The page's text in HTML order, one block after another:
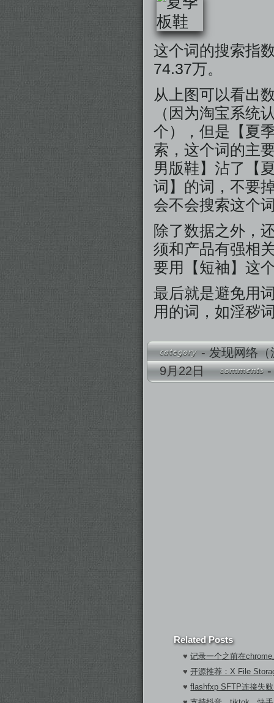
这个词的搜索指
74.37万。
从上图可以看出
（因为淘宝系统
个），但是【夏
索，这个词的主
男版鞋】沾了【
词】的词，不要
会不会搜索这个
除了数据之外，
须和产品有强相
要用【短袖】这
最后就是避免用
用的词，如淫秽
-发现网络（
9月22日
Related Posts
♥记录一个之前在
♥开源推荐：X File
♥flashfxp SFTP连接失